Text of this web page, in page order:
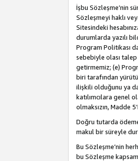
İşbu Sözleşme’nin
Sözleşmeyi haklı
Sitesindeki
durumlarda yazılı
Program Politikası
sebebiyle olası talep
getirmemiz; (e)
biri tarafından
ilişkili olduğunu ya
katılımcılara genel
olmaksızın, Madde
Doğru tutarda
makul bir süreyle
Bu Sözleşme’nin
bu Sözleşme